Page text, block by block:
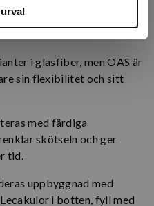
på höjden och anpassas
i glasfiber, men OAS är
sin flexibilitet och sitt
med färdiga
skötseln och ger
tid.
uppbyggnad med
Lecakulor i botten, fyll med